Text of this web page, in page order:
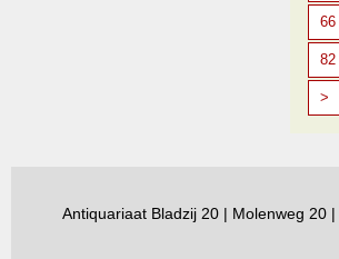
66
82
>
Antiquariaat Bladzij 20 | Molenweg